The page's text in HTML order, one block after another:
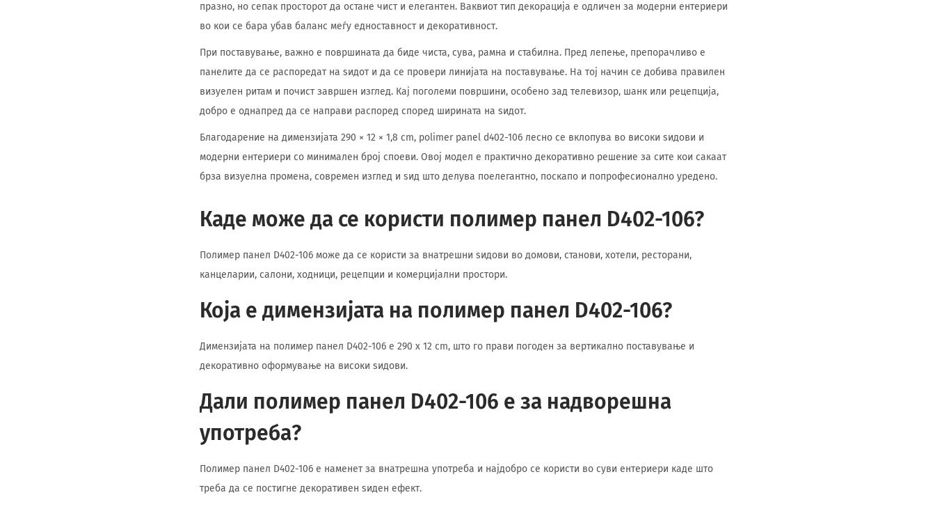
празно, но сепак просторот да остане чист и елегантен. Ваквиот тип декорација е одличен за модерни ентериери
во кои се бара убав баланс меѓу едноставност и декоративност.
При поставување, важно е површината да биде чиста, сува, рамна и стабилна. Пред лепење, препорачливо е
панелите да се распоредат на ѕидот и да се провери линијата на поставување. На тој начин се добива правилен
визуелен ритам и почист завршен изглед. Кај поголеми површини, особено зад телевизор, шанк или рецепција,
добро е однапред да се направи распоред според ширината на ѕидот.
Благодарение на димензијата 290 × 12 × 1,8 cm, polimer panel d402-106 лесно се вклопува во високи ѕидови и
модерни ентериери со минимален број споеви. Овој модел е практично декоративно решение за сите кои сакаат
брза визуелна промена, современ изглед и ѕид што делува поелегантно, поскапо и попрофесионално уредено.
Каде може да се користи полимер панел D402-106?
Полимер панел D402-106 може да се користи за внатрешни ѕидови во домови, станови, хотели, ресторани,
канцеларии, салони, ходници, рецепции и комерцијални простори.
Која е димензијата на полимер панел D402-106?
Димензијата на полимер панел D402-106 е 290 x 12 cm, што го прави погоден за вертикално поставување и
декоративно оформување на високи ѕидови.
Дали полимер панел D402-106 е за надворешна
употреба?
Полимер панел D402-106 е наменет за внатрешна употреба и најдобро се користи во суви ентериери каде што
треба да се постигне декоративен ѕиден ефект.